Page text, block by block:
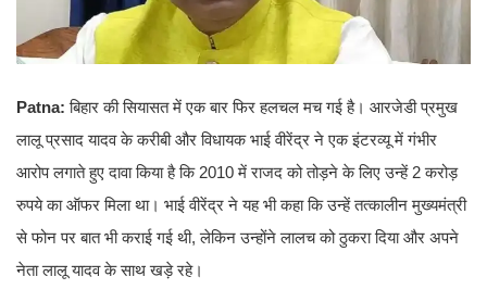
Patna: बिहार की सियासत में एक बार फिर हलचल मच गई है। आरजेडी प्रमुख
लालू प्रसाद यादव के करीबी और विधायक भाई वीरेंद्र ने एक इंटरव्यू में गंभीर
आरोप लगाते हुए दावा किया है कि 2010 में राजद को तोड़ने के लिए उन्हें 2 करोड़
रुपये का ऑफर मिला था। भाई वीरेंद्र ने यह भी कहा कि उन्हें तत्कालीन मुख्यमंत्री
से फोन पर बात भी कराई गई थी, लेकिन उन्होंने लालच को ठुकरा दिया और अपने
नेता लालू यादव के साथ खड़े रहे।